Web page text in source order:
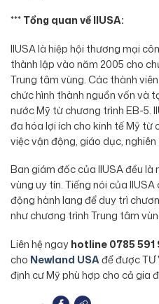
*** Tổng quan về IIUSA:
IIUSA là hiệp hội thương mại
thành lập vào năm 2005 cho
Trung tâm vùng. Các thành
chức hình thành nguồn vốn và
nước Mỹ từ chương trình EB-5.
đa hóa lợi ích cho kinh tế Mỹ từ
việc vận động, giáo dục,
Ban giám đốc của IIUSA đều
vùng uy tín. Tiếng nói của
động hành lang để duy trì
như chương trình Trung tâm
Liên hệ ngayhotline 0785 591
cho Newland USAđể được TƯ
định cư Mỹ phù hợp cho cả gia